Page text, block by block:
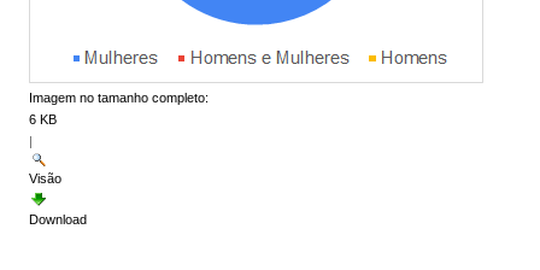
Imagem no tamanho completo:
6 KB
|
Visão
Download